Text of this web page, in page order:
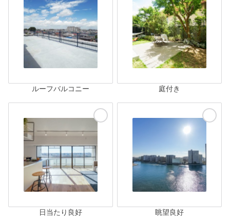
ルーフバルコニー 庭付き
日当たり良好 眺望良好